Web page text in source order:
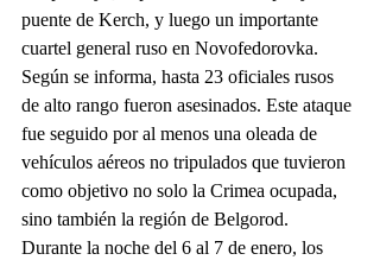
puente de Kerch, y luego un importante
cuartel general ruso en Novofedorovka.
Según se informa, hasta 23 oficiales rusos
de alto rango fueron asesinados. Este ataque
fue seguido por al menos una oleada de
vehículos aéreos no tripulados que tuvieron
como objetivo no solo la Crimea ocupada,
sino también la región de Belgorod.
Durante la noche del 6 al 7 de enero, los